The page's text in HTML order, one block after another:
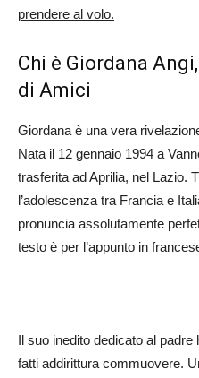
prendere al volo.
Chi è Giordana
di Amici
Giordana è una vera
Nata il 12 gennaio 1994 a
trasferita ad Aprilia, nel Lazio.
l’adolescenza tra Francia e
pronuncia assolutamente
testo è per l’appunto in
Il suo inedito dedicato al
fatti addirittura commuovere.